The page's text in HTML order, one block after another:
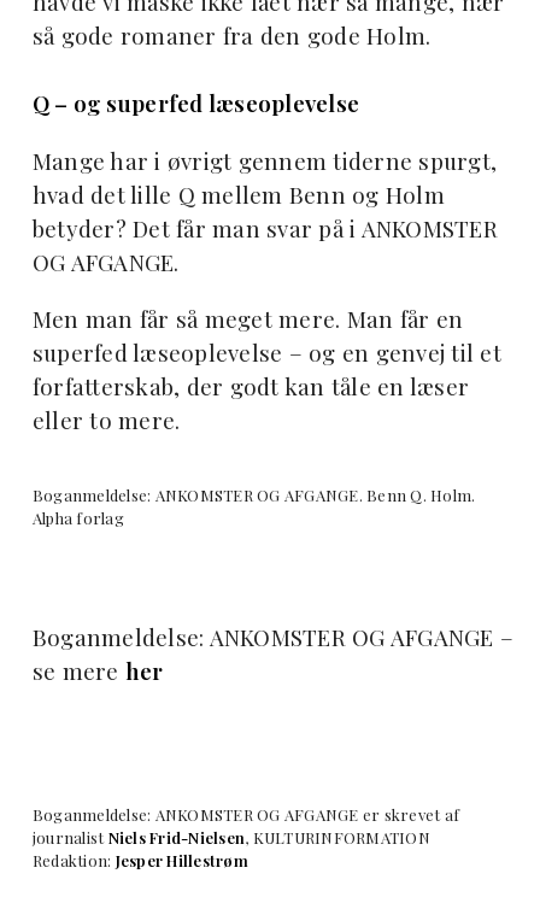
så gode romaner fra den gode Holm.
Q – og superfed læseoplevelse
Mange har i øvrigt gennem tiderne spurgt,
hvad det lille Q mellem Benn og Holm
betyder? Det får man svar på i ANKOMSTER
OG AFGANGE.
Men man får så meget mere. Man får en
superfed læseoplevelse – og en genvej til et
forfatterskab, der godt kan tåle en læser
eller to mere.
Boganmeldelse: ANKOMSTER OG AFGANGE. Benn Q. Holm.
Alpha forlag
Boganmeldelse: ANKOMSTER OG AFGANGE –
se mere her
Boganmeldelse: ANKOMSTER OG AFGANGE er skrevet af
journalistNiels Frid-Nielsen, KULTURINFORMATION
Redaktion: Jesper Hillestrøm